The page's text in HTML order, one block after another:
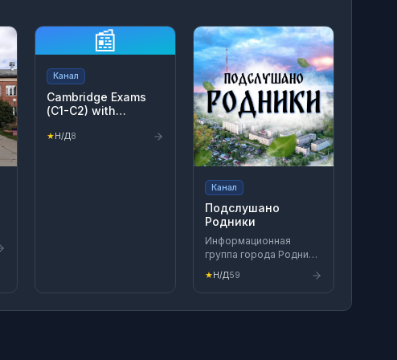
📰
Канал
Cambridge Exams
(С1-С2) with
★Н/Д8
Канал
Подслушано
Родники
Информационная
группа города Родники
Ивановской области
Для публикации
пользуемся кнопкой
"Предложить пост"
★Н/Д59